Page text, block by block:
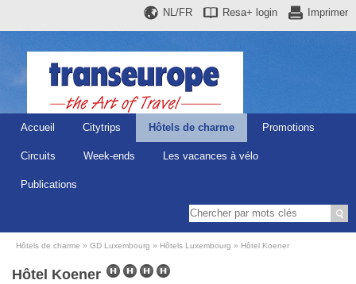
Imprimer
Resa+ login
NL/FR
Accueil Citytrips Hôtels de charme Promotions
Circuits Week-ends Les vacances à vélo
Publications
Hôtels de charme GD Luxembourg Hôtels Luxembourg Hôtel Koener
Hôtel Koener